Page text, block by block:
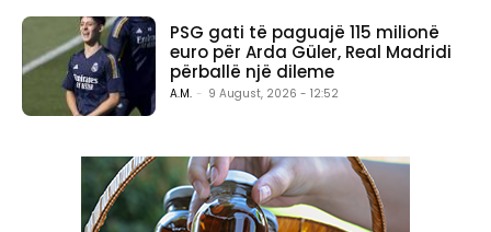
PSG gati të paguajë 115 milionë
euro për Arda Güler, Real Madridi
përballë një dileme
A.M. - 9 August, 2026 - 12:52